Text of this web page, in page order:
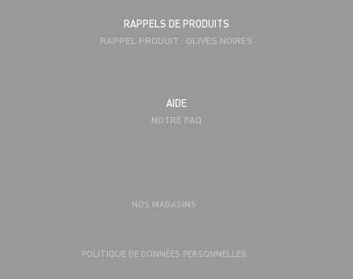
RAPPELS DE PRODUITS
RAPPEL PRODUIT : OLIVES NOIRES
AIDE
NOTRE FAQ
NOS MAGASINS
POLITIQUE DE DONNÉES PERSONNELLES